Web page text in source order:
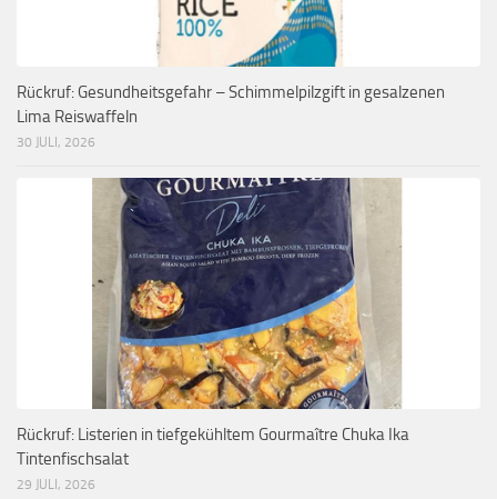
Rückruf: Gesundheitsgefahr – Schimmelpilzgift in gesalzenen
Lima Reiswaffeln
30 JULI, 2026
Rückruf: Listerien in tiefgekühltem Gourmaître Chuka Ika
Tintenfischsalat
29 JULI, 2026